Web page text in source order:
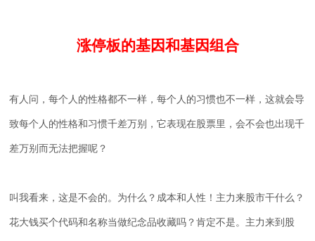
涨停板的基因和基因组合
有人问，每个人的性格都不一样，每个人的习惯也不一样，这就会导
致每个人的性格和习惯千差万别，它表现在股票里，会不会也出现千
差万别而无法把握呢？
叫我看来，这是不会的。为什么？成本和人性！主力来股市干什么？
花大钱买个代码和名称当做纪念品收藏吗？肯定不是。主力来到股